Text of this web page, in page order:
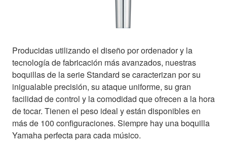
Producidas utilizando el diseño por ordenador y la
tecnología de fabricación más avanzados, nuestras
boquillas de la serie Standard se caracterizan por su
inigualable precisión, su ataque uniforme, su gran
facilidad de control y la comodidad que ofrecen a la hora
de tocar. Tienen el peso ideal y están disponibles en
más de 100 configuraciones. Siempre hay una boquilla
Yamaha perfecta para cada músico.